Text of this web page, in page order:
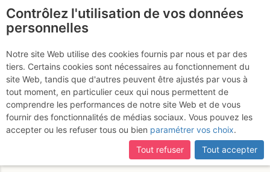
Ce profil est accessible aux seuls utilisateurs
authentifiés.
Contrôlez l'utilisation de vos données
personnelles
Notre site Web utilise des cookies fournis par nous et par des
tiers. Certains cookies sont nécessaires au fonctionnement du
site Web, tandis que d'autres peuvent être ajustés par vous à
tout moment, en particulier ceux qui nous permettent de
comprendre les performances de notre site Web et de vous
fournir des fonctionnalités de médias sociaux. Vous pouvez les
accepter ou les refuser tous ou bien paramétrer vos choix.
Tout refuser
Tout accepter